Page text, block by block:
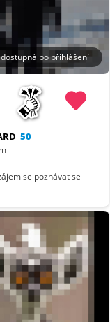
dostupná po přihlášení
50
se poznávat se